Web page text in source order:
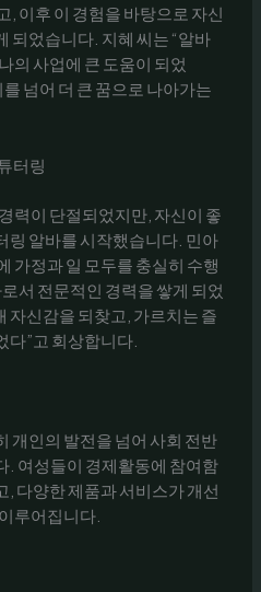
, 이후 이 경험을 바탕으로 자신
되었습니다. 지혜 씨는 “알바
의 사업에 큰 도움이 되었
넘어 더 큰 꿈으로 나아가는
터링
력이 단절되었지만, 자신이 좋
링 알바를 시작했습니다. 민아
가정과 일 모두를 충실히 수행
서 전문적인 경력을 쌓게 되었
자신감을 되찾고, 가르치는 즐
다”고 회상합니다.
개인의 발전을 넘어 사회 전반
. 여성들이 경제활동에 참여함
, 다양한 제품과 서비스가 개선
루어집니다.